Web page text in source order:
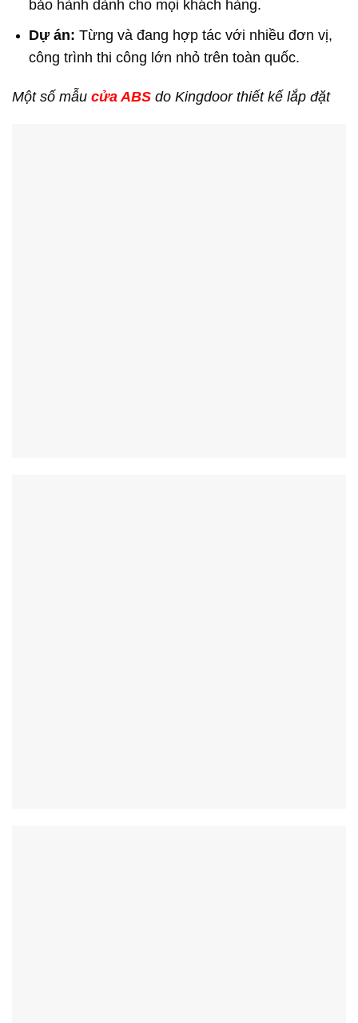
bảo hành dành cho mọi khách hàng.
Dự án: Từng và đang hợp tác với nhiều đơn vị,
công trình thi công lớn nhỏ trên toàn quốc.
Một số mẫu cửa ABS do Kingdoor thiết kế lắp đặt